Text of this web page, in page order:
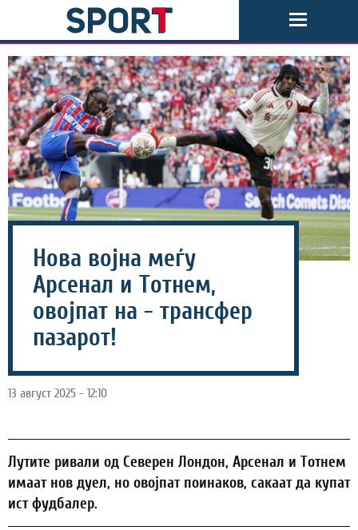
Нова војна меѓу
Арсенал и Тотнем,
овојпат на - трансфер
пазарот!
13 август 2025 - 12:10
Лутите ривали од Северен Лондон, Арсенал и Тотнем
имаат нов дуел, но овојпат поинаков, сакаат да купат
ист фудбалер.